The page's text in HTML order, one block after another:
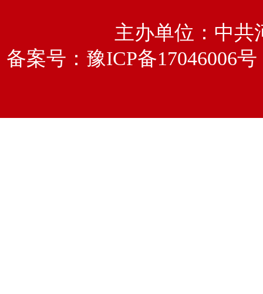
主办单位：中
备案号： 豫ICP备17046006号